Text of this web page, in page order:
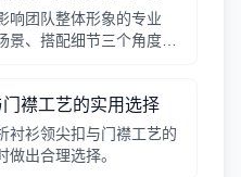
响团队整体形象的专业
、搭配细节三个角度，
襟工艺的实用选择
衬衫领尖扣与门襟工艺的
出合理选择。